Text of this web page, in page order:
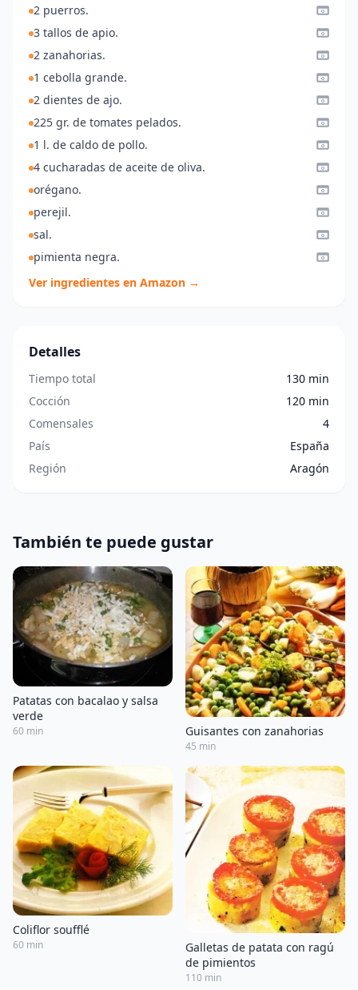
2 puerros.
3 tallos de apio.
2 zanahorias.
1 cebolla grande.
2 dientes de ajo.
225 gr. de tomates pelados.
1 l. de caldo de pollo.
4 cucharadas de aceite de oliva.
orégano.
perejil.
sal.
pimienta negra.
Ver ingredientes en Amazon →
Detalles
Tiempo total
130 min
Cocción
120 min
Comensales
4
País
España
Región
Aragón
También te puede gustar
Patatas con bacalao y salsa
verde
60 min Guisantes con zanahorias
45 min
Coliflor soufflé
60 min
Galletas de patata con ragú
de pimientos
110 min